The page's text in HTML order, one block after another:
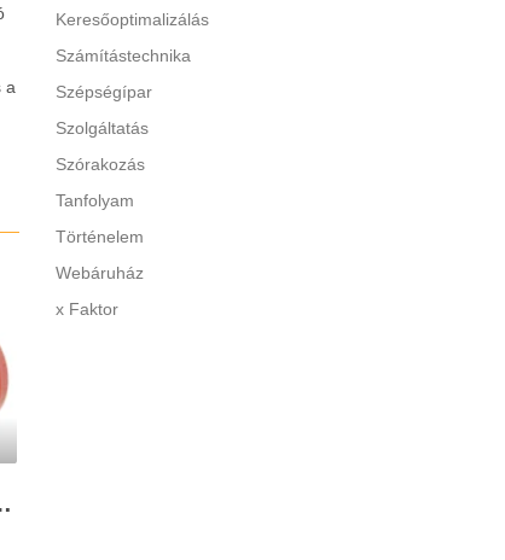
a
Keresőoptimalizálás
Számítástechnika
Szépségípar
Szolgáltatás
Szórakozás
Tanfolyam
Történelem
Webáruház
x Faktor